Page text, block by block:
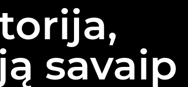
savaip